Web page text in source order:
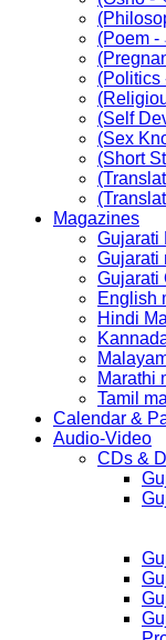
(Poem -
(Politics
(Self
(Sex
(Short
Magazines
Gujarati
Gujarati
Gujarati
English
Hindi
Marathi
Tamil
Calendar &
Audio-Video
CDs &